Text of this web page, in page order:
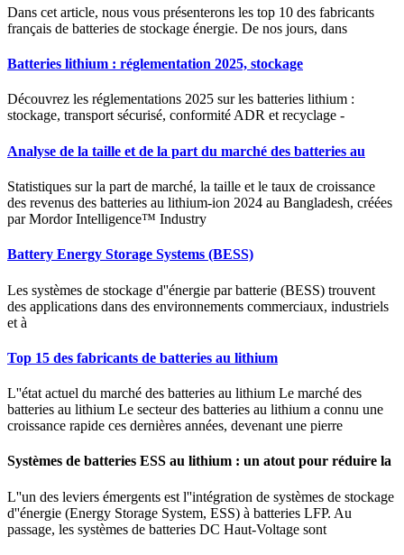
Dans cet article, nous vous présenterons les top 10 des fabricants
français de batteries de stockage énergie. De nos jours, dans
Batteries lithium : réglementation 2025, stockage
Découvrez les réglementations 2025 sur les batteries lithium :
stockage, transport sécurisé, conformité ADR et recyclage -
Analyse de la taille et de la part du marché des batteries au
Statistiques sur la part de marché, la taille et le taux de croissance
des revenus des batteries au lithium-ion 2024 au Bangladesh, créées
par Mordor Intelligence™ Industry
Battery Energy Storage Systems (BESS)
Les systèmes de stockage d''énergie par batterie (BESS) trouvent
des applications dans des environnements commerciaux, industriels
et à
Top 15 des fabricants de batteries au lithium
L''état actuel du marché des batteries au lithium Le marché des
batteries au lithium Le secteur des batteries au lithium a connu une
croissance rapide ces dernières années, devenant une pierre
Systèmes de batteries ESS au lithium : un atout pour réduire la
L''un des leviers émergents est l''intégration de systèmes de stockage
d''énergie (Energy Storage System, ESS) à batteries LFP. Au
passage, les systèmes de batteries DC Haut-Voltage sont